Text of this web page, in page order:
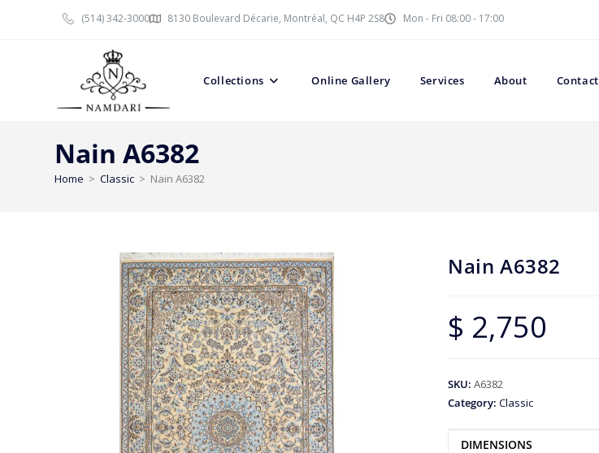
(514) 342-3000 8130 Boulevard Décarie, Montréal, QC H4P 2S8 Mon - Fri 08:00 - 17:00
Collections Online Gallery Services About Contact
Nain A6382
Home > Classic > Nain A6382
Nain A6382
$ 2,750
SKU:A6382
Category:Classic
DIMENSIONS